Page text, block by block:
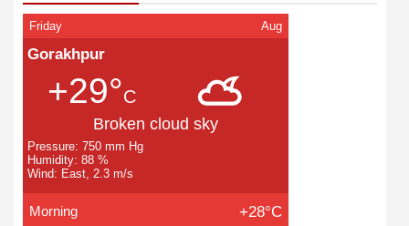
Friday Aug
Gorakhpur
+29°C
Broken cloud sky
Pressure: 750 mm Hg
Humidity: 88 %
Wind: East, 2.3 m/s
Morning +28°C